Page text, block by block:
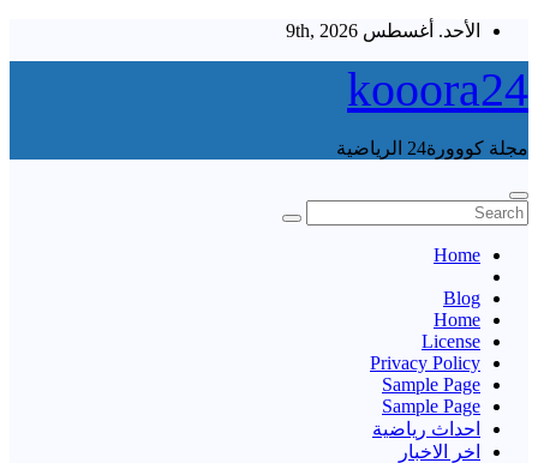
Skip
content
الأحد. أغسطس 9th, 2026
kooora24
مجلة كووورة24 الرياضية
Home
Blog
Home
License
Privacy Policy
Sample Page
Sample Page
احداث رياضية
اخر الاخبار